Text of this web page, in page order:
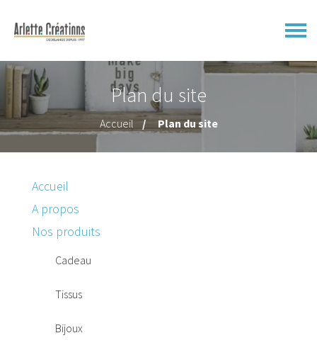
Plan du site
Accueil Plan du site
Accueil
A propos
Nos produits
Cadeau
Tissus
Bijoux